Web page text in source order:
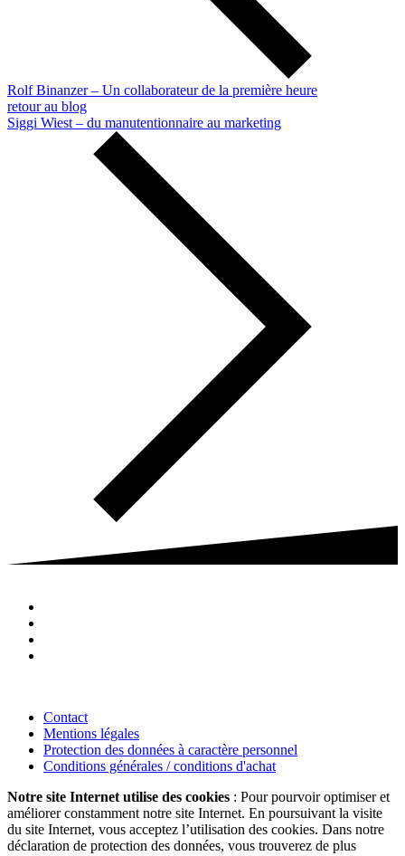
Rolf Binanzer – Un collaborateur de la première heure
retour au blog
Siggi Wiest – du manutentionnaire au marketing
Contact
Mentions légales
Protection des données à caractère personnel
Conditions générales / conditions d'achat
Notre site Internet utilise des cookies : Pour pourvoir optimiser et
améliorer constamment notre site Internet. En poursuivant la visite
du site Internet, vous acceptez l’utilisation des cookies. Dans notre
déclaration de protection des données, vous trouverez de plus